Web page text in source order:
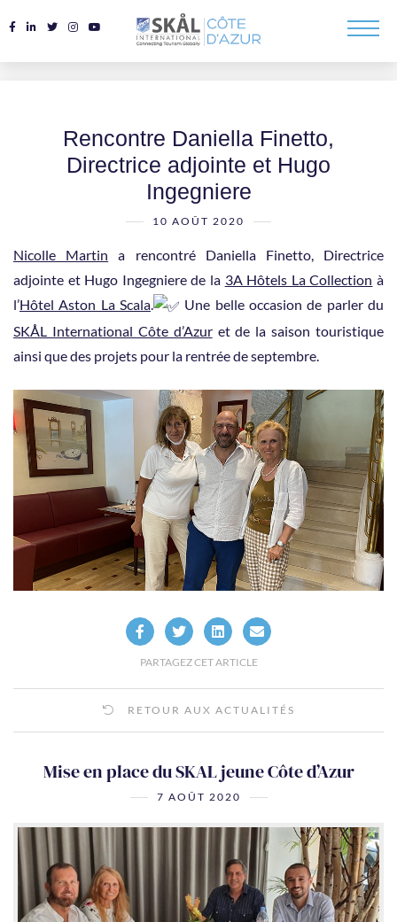
Rencontre Daniella Finetto,
Directrice adjointe et Hugo
Ingegniere
10 AOÛT 2020
Nicolle Martin a rencontré Daniella Finetto, Directrice
adjointe et Hugo Ingegniere de la 3A Hôtels La Collection à
l’Hôtel Aston La Scala.
Une belle occasion de parler du
SKÅL International Côte d’Azuret de la saison touristique
ainsi que des projets pour la rentrée de septembre.
PARTAGEZ CET ARTICLE
RETOUR AUX ACTUALITÉS
Mise en place du SKAL jeune Côte d’Azur
7 AOÛT 2020